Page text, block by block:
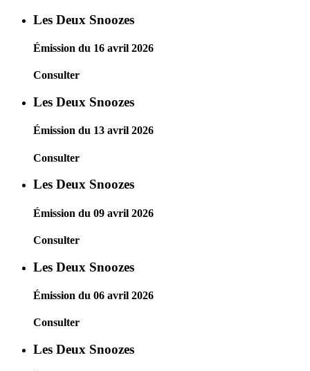
Les Deux Snoozes
Émission du 16 avril 2026
Consulter
Les Deux Snoozes
Émission du 13 avril 2026
Consulter
Les Deux Snoozes
Émission du 09 avril 2026
Consulter
Les Deux Snoozes
Émission du 06 avril 2026
Consulter
Les Deux Snoozes